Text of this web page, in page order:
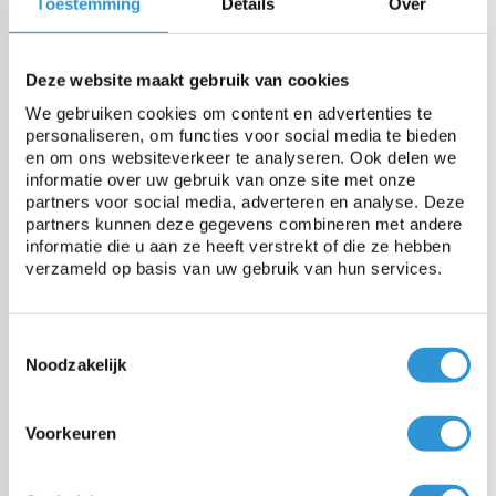
Deze website maakt gebruik van cookies
We gebruiken cookies om content en advertenties te
personaliseren, om functies voor social media te bieden
en om ons websiteverkeer te analyseren. Ook delen we
informatie over uw gebruik van onze site met onze
partners voor social media, adverteren en analyse. Deze
partners kunnen deze gegevens combineren met andere
informatie die u aan ze heeft verstrekt of die ze hebben
verzameld op basis van uw gebruik van hun services.
Noodzakelijk
Voorkeuren
Résistance à la rupture 2500 N/5cm
Résistance à la déchirure 250N
Résistance à la temperature -30 tot +70°C
Start chat
Voordelen